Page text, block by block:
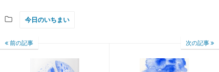
今日のいちまい
前の記事 次の記事